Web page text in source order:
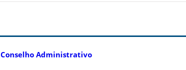
Conselho Administrativo